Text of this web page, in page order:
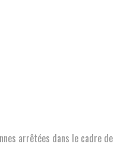
arrêtées dans le cadre de